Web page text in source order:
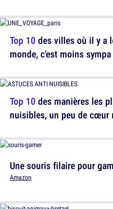
Top 10 des manières les
nuisibles, un peu de cœur
Top 10 des villes où il y a
monde, c'est moins
Une souris filaire pour
Amazon